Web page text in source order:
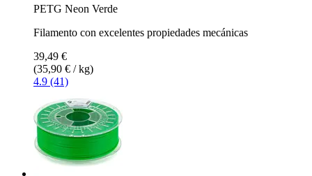
PETG Neon Verde
Filamento con excelentes propiedades mecánicas
39,49 €
(35,90 € / kg)
4.9 (41)